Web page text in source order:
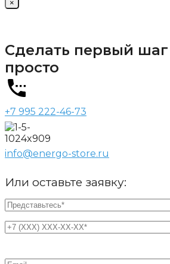
×
Сделать первый шаг
просто
+7 995 222-46-73
info@energo-store.ru
Или оставьте заявку: